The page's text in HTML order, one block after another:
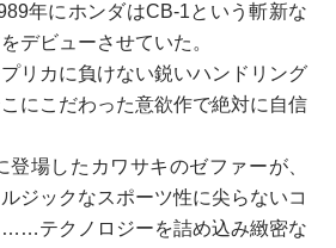
年にホンダはCB-1という斬新な
デビューさせていた。
リカに負けない鋭いハンドリング
にこだわった意欲作で絶対に自信
登場したカワサキのゼファーが、
ジックなスポーツ性に尖らないコ
……テクノロジーを詰め込み緻密な